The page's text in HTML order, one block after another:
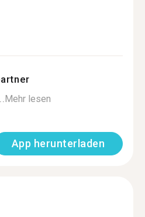
Mehr lesen
App herunterladen